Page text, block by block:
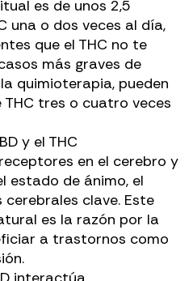
es de unos 2,5
una o dos veces al día,
que el THC no te
más graves de
quimioterapia, pueden
tres o cuatro veces
y el THC
en el cerebro y
estado de ánimo, el
clave. Este
es la razón por la
a trastornos como